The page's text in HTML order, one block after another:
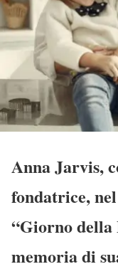
Anna Jarvis,
fondatrice,
“Giorno
memoria di